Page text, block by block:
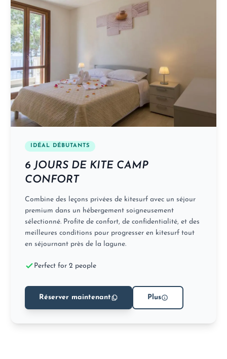
IDÉAL DÉBUTANTS
6 JOURS DE KITE CAMP
CONFORT
Combine des leçons privées de kitesurf avec un séjour
premium dans un hébergement soigneusement
sélectionné. Profite de confort, de confidentialité, et des
meilleures conditions pour progresser en kitesurf tout
en séjournant près de la lagune.
Perfect for 2 people
Réserver maintenant Plus